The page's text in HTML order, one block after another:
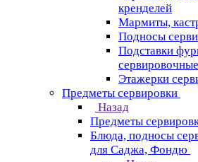
кренделей
Мармиты,
Подносы
Подставки
сервировочные
Этажерки
Предметы сервировки
Назад
Предметы
Блюда, подносы
для Саджа, Фондю